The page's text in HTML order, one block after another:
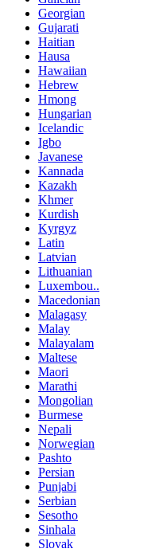
Georgian
Gujarati
Haitian
Hausa
Hawaiian
Hebrew
Hmong
Hungarian
Icelandic
Igbo
Javanese
Kannada
Kazakh
Khmer
Kurdish
Kyrgyz
Latin
Latvian
Lithuanian
Luxembou..
Macedonian
Malagasy
Malay
Malayalam
Maltese
Maori
Marathi
Mongolian
Burmese
Nepali
Norwegian
Pashto
Persian
Punjabi
Serbian
Sesotho
Sinhala
Slovak